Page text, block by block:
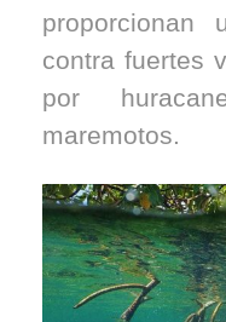
proporcionan
contra fuertes
por
maremotos.